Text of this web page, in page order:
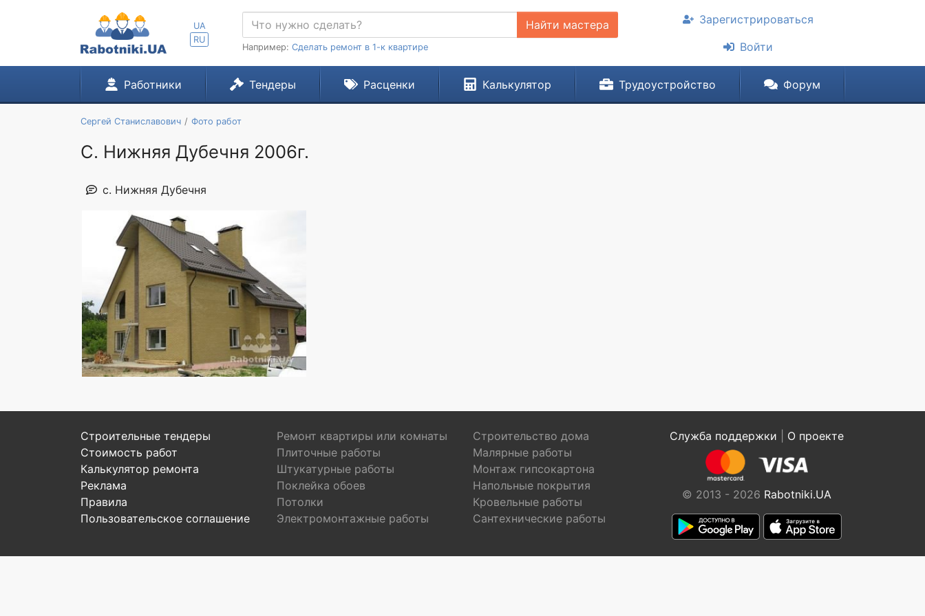
UA
RU
Найти мастера
Например: Сделать ремонт в 1-к квартире
Зарегистрироваться
Войти
Работники Тендеры Расценки Калькулятор Трудоустройство Форум
Сергей Станиславович Фото работ
С. Нижняя Дубечня 2006г.
с. Нижняя Дубечня
Строительные тендеры
Стоимость работ
Калькулятор ремонта
Реклама
Правила
Пользовательское соглашение
Ремонт квартиры или комнаты
Строительство дома
Плиточные работы
Малярные работы
Штукатурные работы
Монтаж гипсокартона
Поклейка обоев
Напольные покрытия
Потолки
Кровельные работы
Электромонтажные работы
Сантехнические работы
Служба поддержки О проекте
© 2013 - 2026 Rabotniki.UA